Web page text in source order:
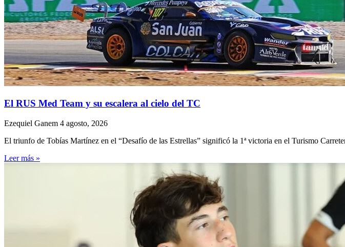
El RUS Med Team y su escalera al cielo del TC
Ezequiel Ganem 4 agosto, 2026
El triunfo de Tobías Martínez en el “Desafío de las Estrellas” significó la 1ª victoria en el Turismo
Leer más »